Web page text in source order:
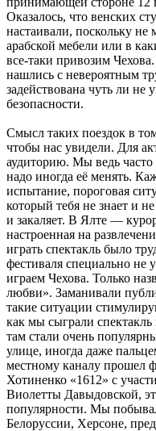
Оказалось, что венских
настаивали, поскольку не
арабской мебели или в
все-таки привозим
нашлись с невероятным
задействована чуть ли не
безопасности.
Смысл таких поездок в
чтобы нас увидели. Для
аудиторию. Мы ведь
надо иногда её менять.
испытание, пороговая
который тебя не знает и
и закаляет. В Ялте —
настроенная на
играть спектакль было
фестиваля специально не
играем Чехова. Только
любви». Заманивали
такие ситуации
как мы сыграли
там стали очень
улице, иногда даже
местному каналу прошел
Хотиненко «1612» с
Виолетты Давыдовской,
популярности. Мы
Белоруссии, Херсоне,